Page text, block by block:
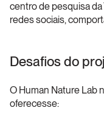
centro de pesquisa
redes sociais,
Desafios do
O Human Nature Lab
oferecesse: